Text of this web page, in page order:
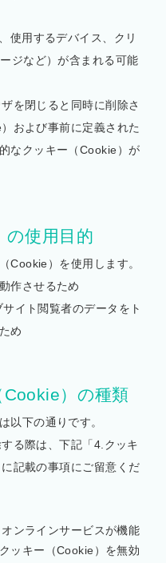
使用するデバイス、クリ
ジなど）が含まれる可能
を閉じると同時に削除さ
および事前に定義された
なクッキー（Cookie）が
の使用目的
Cookie）を使用します。
作させるため
イト閲覧者のデータをト
め
）の種類
以下の通りです。
る際は、下記「4.クッキ
記載の事項にご留意くだ
ンラインサービスが機能
ッキー（Cookie）を無効